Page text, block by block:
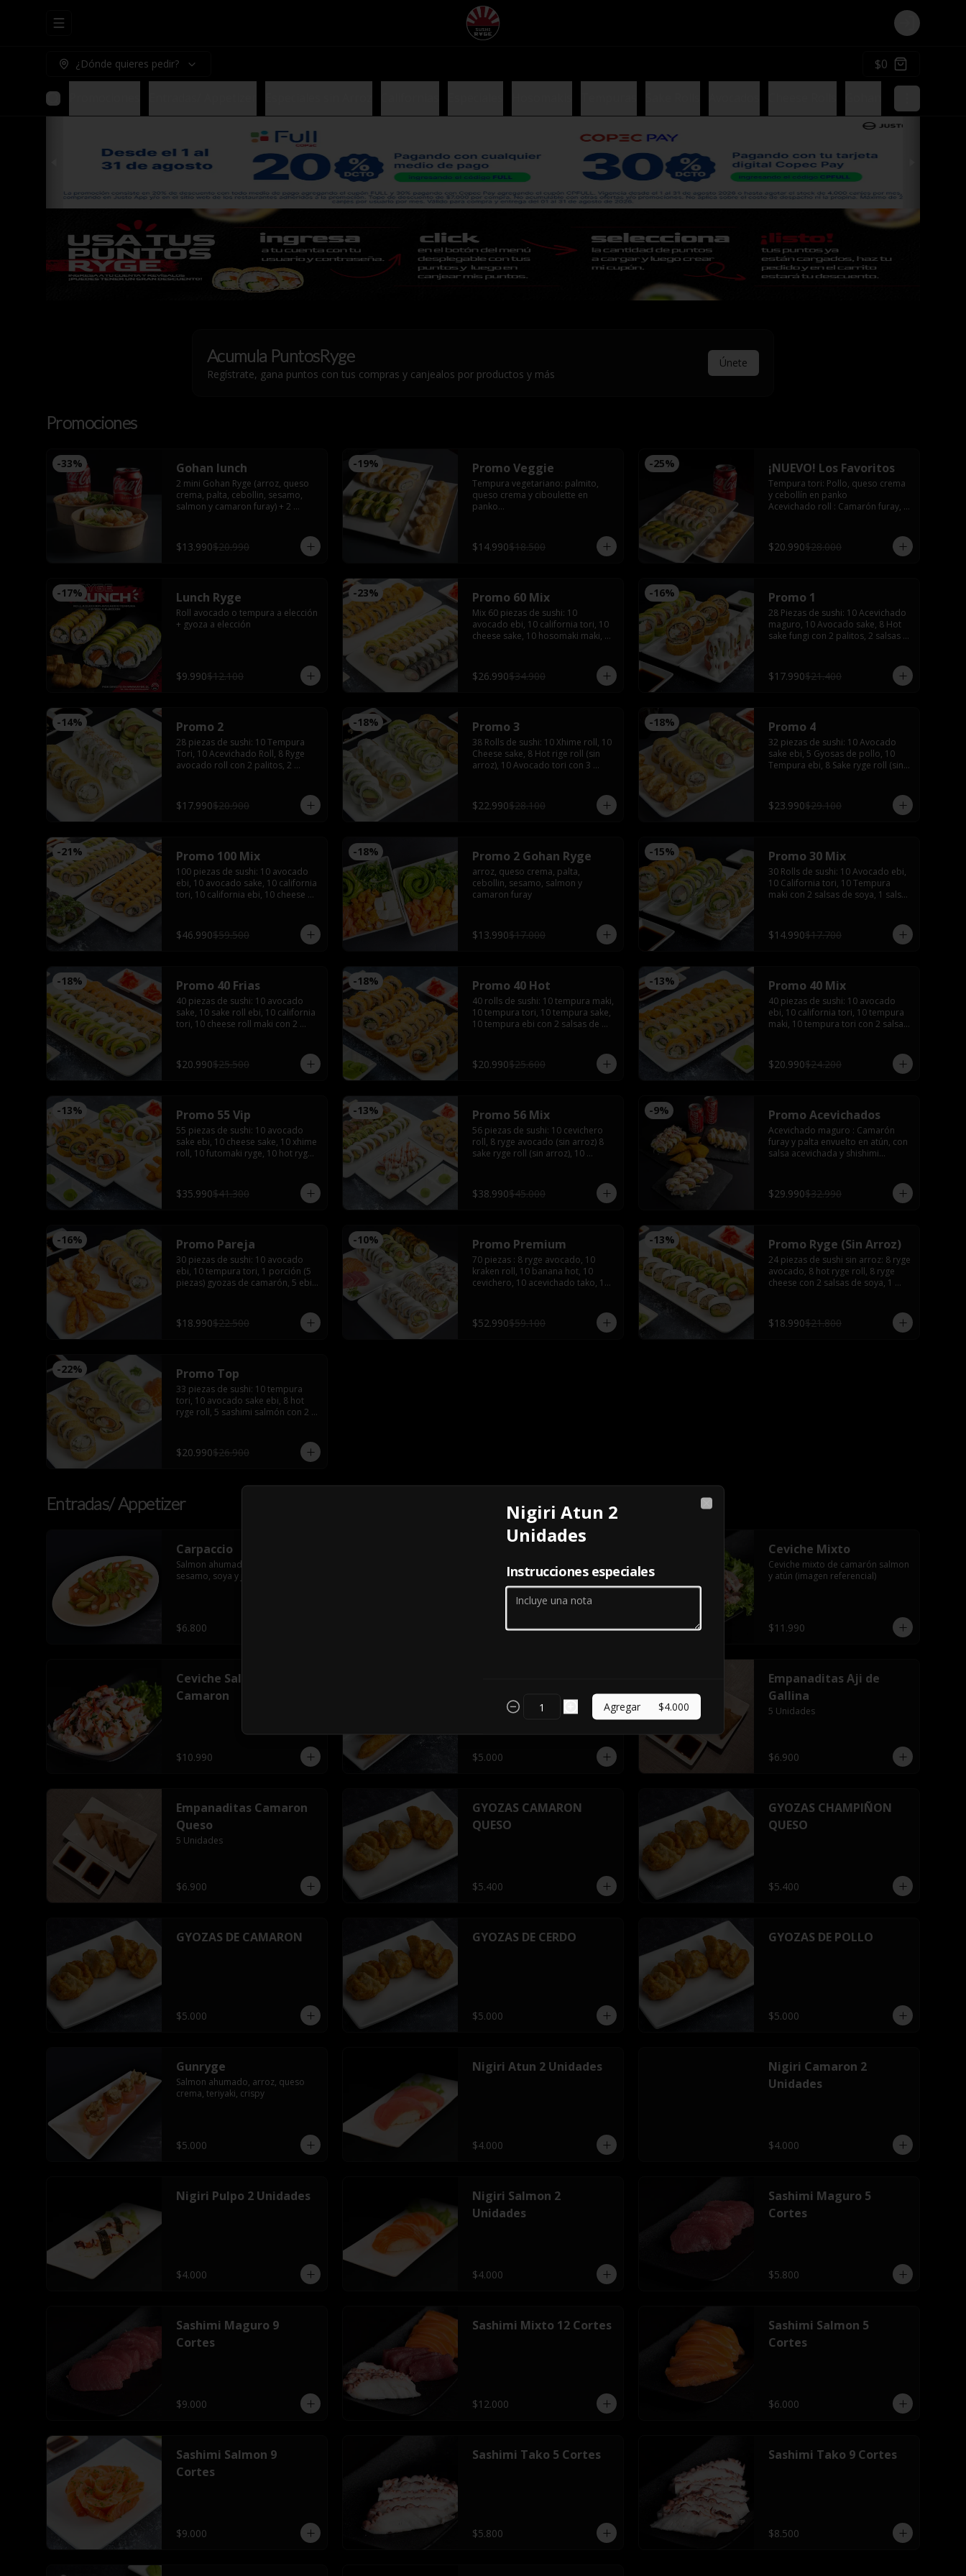
Abrir menu de navegación Login
¿Dónde quieres pedir? $0
Acumula PuntosRyge
Regístrate, gana puntos con tus compras y canjealos por productos y más
Únete
Promociones
-33% Gohan lunch
2 mini Gohan Ryge (arroz, queso
crema, palta, cebollin, sesamo,
salmon y camaron furay) + 2
$13.990$20.990
-19% Promo Veggie
Tempura vegetariano: palmito,
queso crema y ciboulette en
panko
palta sin arroz
Gyozas de champiñón queso
$14.990$18.500
-25% ¡NUEVO! Los Favoritos
Tempura tori: Pollo, queso crema
y cebollín en panko
Acevichado roll : Camarón furay,
Avocado sake : Salmón, queso
crema y ciboulette envuelto en
$20.990$28.000
-17% Lunch Ryge
Roll avocado o tempura a elección
+ gyoza a elección
$9.990$12.100
-23% Promo 60 Mix
Mix 60 piezas de sushi: 10
avocado ebi, 10 california tori, 10
cheese sake, 10 hosomaki maki, 10
jengibre, wasabi, 4 palitos
$26.990$34.900
-16% Promo 1
28 Piezas de sushi: 10 Acevichado
maguro, 10 Avocado sake, 8 Hot
sake fungi con 2 palitos, 2 salsas
$17.990$21.400
-14% Promo 2
28 piezas de sushi: 10 Tempura
Tori, 10 Acevichado Roll, 8 Ryge
avocado roll con 2 palitos, 2
$17.990$20.900
-18% Promo 3
38 Rolls de sushi: 10 Xhime roll, 10
Cheese sake, 8 Hot rige roll (sin
arroz), 10 Avocado tori con 3
$22.990$28.100
-18% Promo 4
32 piezas de sushi: 10 Avocado
sake ebi, 5 Gyosas de pollo, 10
Tempura ebi, 8 Sake ryge roll (sin
bebida de 1.5 Litros
$23.990$29.100
-21% Promo 100 Mix
100 piezas de sushi: 10 avocado
ebi, 10 avocado sake, 10 california
tori, 10 california ebi, 10 cheese
tempura ebi con 5 palitos, 6 salsas
de soya, 4 salsas teriyaki,2 wasabi
$46.990$59.500
-18% Promo 2 Gohan Ryge
arroz, queso crema, palta,
cebollin, sesamo, salmon y
camaron furay
$13.990$17.000
-15% Promo 30 Mix
30 Rolls de sushi: 10 Avocado ebi,
10 California tori, 10 Tempura
maki con 2 salsas de soya, 1 salsa
$14.990$17.700
-18% Promo 40 Frias
40 piezas de sushi: 10 avocado
sake, 10 sake roll ebi, 10 california
tori, 10 cheese roll maki con 2
$20.990$25.500
-18% Promo 40 Hot
40 rolls de sushi: 10 tempura maki,
10 tempura tori, 10 tempura sake,
10 tempura ebi con 2 salsas de
$20.990$25.600
-13% Promo 40 Mix
40 piezas de sushi: 10 avocado
ebi, 10 california tori, 10 tempura
maki, 10 tempura tori con 2 salsas
$20.990$24.200
-13% Promo 55 Vip
55 piezas de sushi: 10 avocado
sake ebi, 10 cheese sake, 10 xhime
roll, 10 futomaki ryge, 10 hot ryge
palitos, wasabi y jengibre
$35.990$41.300
-13% Promo 56 Mix
56 piezas de sushi: 10 cevichero
roll, 8 ryge avocado (sin arroz) 8
sake ryge roll (sin arroz), 10
salsas de soya, 2 salsas teriyaki,
wasabi y jengibre
$38.990$45.000
-9% Promo Acevichados
Acevichado maguro : Camarón
furay y palta envuelto en atún, con
salsa acevichada y shishimi
y salmón con salsa acevichada.
Acevichado tako: Pulpo furay,
2 latas de bebida (coca, sprite o
fanta)
$29.990$32.990
-16% Promo Pareja
30 piezas de sushi: 10 avocado
ebi, 10 tempura tori, 1 porción (5
piezas) gyozas de camarón, 5 ebi
$18.990$22.500
-10% Promo Premium
70 piezas : 8 ryge avocado, 10
kraken roll, 10 banana hot, 10
cevichero, 10 acevichado tako, 10
con 5 salsas de soya, 3 salsas
teriyaki 5 palitos, 2 wasabi y 2
$52.990$59.100
-13% Promo Ryge (Sin Arroz)
24 piezas de sushi sin arroz: 8 ryge
avocado, 8 hot ryge roll, 8 ryge
cheese con 2 salsas de soya, 1
$18.990$21.800
-22% Promo Top
33 piezas de sushi: 10 tempura
tori, 10 avocado sake ebi, 8 hot
ryge roll, 5 sashimi salmón con 2
$20.990$26.900
Entradas/ Appetizer
Carpaccio
Salmon ahumado, palta, aceite de
sesamo, soya y jugo de limon
$6.800
CEVICHE ATUN
Ceviche Mixto
Ceviche mixto de camarón salmon
y atún (imagen referencial)
$11.990
Ceviche Salmon
Camaron
$10.990 $5.000
Empanaditas Aji de
Gallina
5 Unidades
$6.900
Empanaditas Camaron
Queso
5 Unidades
$6.900
GYOZAS CAMARON
QUESO
$5.400
GYOZAS CHAMPIÑON
QUESO
$5.400
GYOZAS DE CAMARON
$5.000
GYOZAS DE CERDO
$5.000
GYOZAS DE POLLO
$5.000
Gunryge
Salmon ahumado, arroz, queso
crema, teriyaki, crispy
$5.000
Nigiri Atun 2 Unidades
$4.000
Nigiri Camaron 2
Unidades
$4.000
Nigiri Pulpo 2 Unidades
$4.000
Nigiri Salmon 2
Unidades
$4.000
Sashimi Maguro 5
Cortes
$5.800
Sashimi Maguro 9
Cortes
$9.000
Sashimi Mixto 12 Cortes
$12.000
Sashimi Salmon 5
Cortes
$6.000
Sashimi Salmon 9
Cortes
$9.000
Sashimi Tako 5 Cortes
$5.800
Sashimi Tako 9 Cortes
$8.500
Nigiri Atun 2
Unidades
Instrucciones especiales
Agregar $4.000